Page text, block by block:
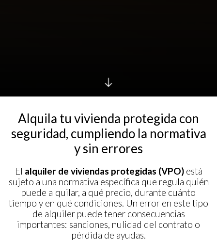
Alquila tu vivienda protegida con
seguridad, cumpliendo la normativa
y sin errores
El alquiler de viviendas protegidas (VPO) está
sujeto a una normativa específica que regula quién
puede alquilar, a qué precio, durante cuánto
tiempo y en qué condiciones. Un error en este tipo
de alquiler puede tener consecuencias
importantes: sanciones, nulidad del contrato o
pérdida de ayudas.